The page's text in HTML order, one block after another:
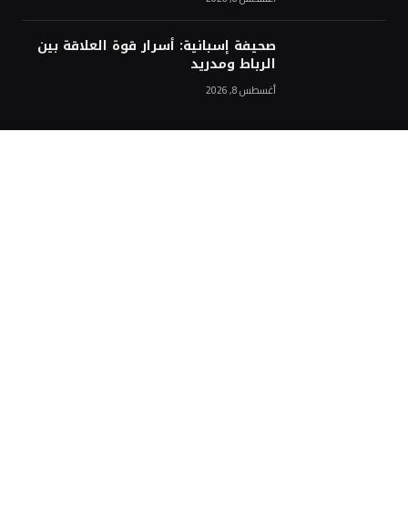
صحيفة إسبانية: أسرار قوة العلاقة بين
الرباط ومدريد
أغسطس 8, 2026